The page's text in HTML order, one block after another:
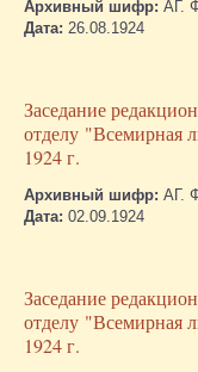
Архивный шифр: АГ.
Дата: 26.08.1924
Заседание
отделу "Всемирная
1924 г.
Архивный шифр: АГ.
Дата: 02.09.1924
Заседание
отделу "Всемирная
1924 г.